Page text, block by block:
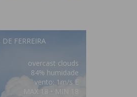
DE FERREIRA
overcast clouds
84% humidade
vento: 1m/s E
MAX 18 • MIN 18